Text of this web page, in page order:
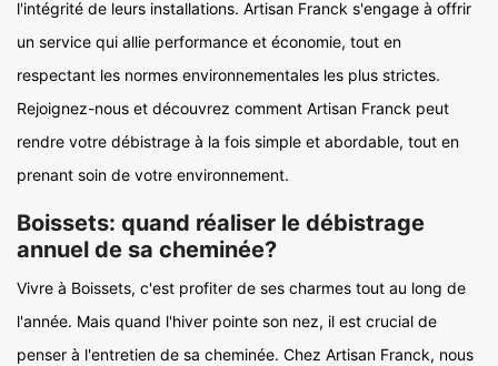
l'intégrité de leurs installations. Artisan Franck s'engage à offrir
un service qui allie performance et économie, tout en
respectant les normes environnementales les plus strictes.
Rejoignez-nous et découvrez comment Artisan Franck peut
rendre votre débistrage à la fois simple et abordable, tout en
prenant soin de votre environnement.
Boissets: quand réaliser le débistrage
annuel de sa cheminée?
Vivre à Boissets, c'est profiter de ses charmes tout au long de
l'année. Mais quand l'hiver pointe son nez, il est crucial de
penser à l'entretien de sa cheminée. Chez Artisan Franck, nous